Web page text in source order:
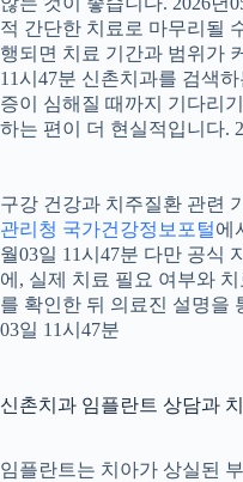
적 간단한 치료로 마무리될
행되면 치료 기간과 범위가
11시47분 신촌치과를 검색
증이 심해질 때까지 기다리
하는 편이 더 현실적입니다.
구강 건강과 치주질환 관련
관리청 국가건강정보포털에
월03일 11시47분 다만 공식
에, 실제 치료 필요 여부와
를 확인한 뒤 의료진 설명을
03일 11시47분
신촌치과 임플란트 상담과
임플란트는 치아가 상실된